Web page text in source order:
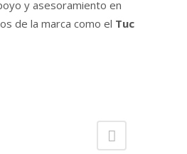
y asesoramiento en
de la marca como el Tuc